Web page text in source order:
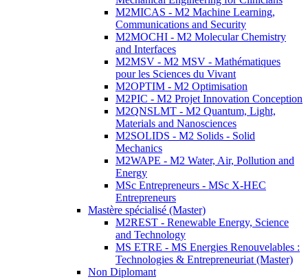
M2MICAS - M2 Machine Learning,
Communications and Security
M2MOCHI - M2 Molecular Chemistry
and Interfaces
M2MSV - M2 MSV - Mathématiques
pour les Sciences du Vivant
M2OPTIM - M2 Optimisation
M2PIC - M2 Projet Innovation Conception
M2QNSLMT - M2 Quantum, Light,
Materials and Nanosciences
M2SOLIDS - M2 Solids - Solid
Mechanics
M2WAPE - M2 Water, Air, Pollution and
Energy
MSc Entrepreneurs - MSc X-HEC
Entrepreneurs
Mastère spécialisé (Master)
M2REST - Renewable Energy, Science
and Technology
MS ETRE - MS Energies Renouvelables :
Technologies & Entrepreneuriat (Master)
Non Diplomant